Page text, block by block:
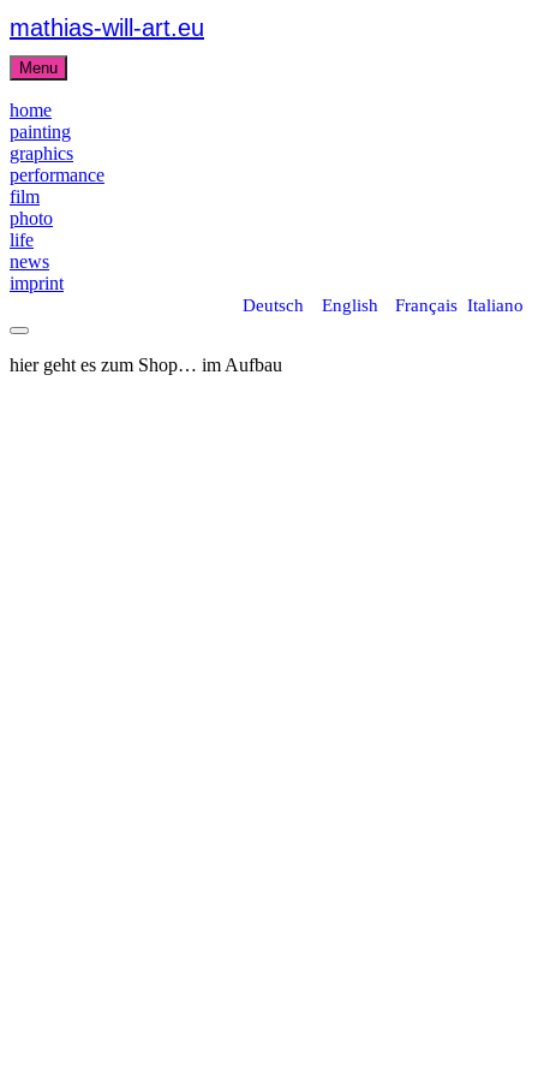
Skip
content
mathias-will-art.eu
Menu
home
painting
graphics
performance
film
photo
life
news
imprint
Italiano
Français
English
Deutsch
Search
Square
hier geht es zum Shop… im Aufbau